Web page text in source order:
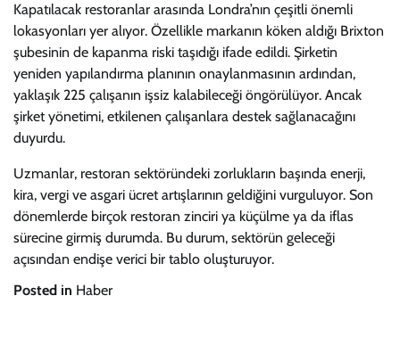
Kapatılacak restoranlar arasında Londra’nın çeşitli önemli
lokasyonları yer alıyor. Özellikle markanın köken aldığı Brixton
şubesinin de kapanma riski taşıdığı ifade edildi. Şirketin
yeniden yapılandırma planının onaylanmasının ardından,
yaklaşık 225 çalışanın işsiz kalabileceği öngörülüyor. Ancak
şirket yönetimi, etkilenen çalışanlara destek sağlanacağını
duyurdu.
Uzmanlar, restoran sektöründeki zorlukların başında enerji,
kira, vergi ve asgari ücret artışlarının geldiğini vurguluyor. Son
dönemlerde birçok restoran zinciri ya küçülme ya da iflas
sürecine girmiş durumda. Bu durum, sektörün geleceği
açısından endişe verici bir tablo oluşturuyor.
Posted in Haber